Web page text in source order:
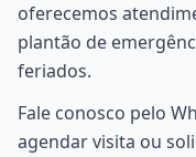
oferecemos
plantão de
feriados.
Fale conosco pelo
agendar visita ou